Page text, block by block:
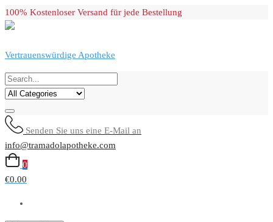
Skip
to
100% Kostenloser Versand für jede Bestellung
Vertrauenswürdige Apotheke
Senden Sie uns eine E-Mail an
info@tramadolapotheke.com
0
€0.00